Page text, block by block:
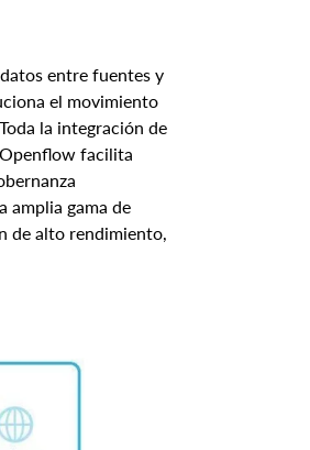
entre fuentes y
el movimiento
la integración de
facilita
amplia gama de
de alto rendimiento,